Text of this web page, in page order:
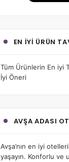
EN İYI ÜRÜN
Tüm Ürünlerin En iyi
İyi Öneri
AVŞA ADASI
Avşa’nın en iyi otelleri
yaşayın. Konforlu ve